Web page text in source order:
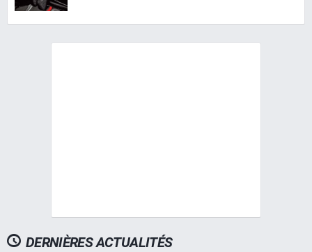
DERNIÈRES ACTUALITÉS